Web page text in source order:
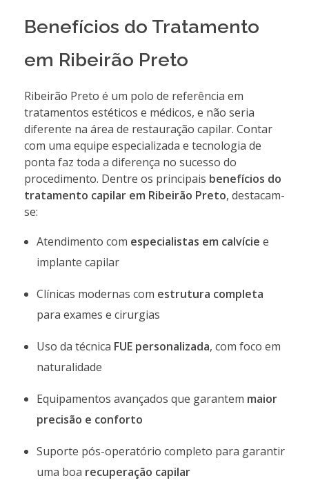
Benefícios do Tratamento
em Ribeirão Preto
Ribeirão Preto é um polo de referência em
tratamentos estéticos e médicos, e não seria
diferente na área de restauração capilar. Contar
com uma equipe especializada e tecnologia de
ponta faz toda a diferença no sucesso do
procedimento. Dentre os principais benefícios do
tratamento capilar em Ribeirão Preto, destacam-
se:
Atendimento com especialistas em calvície e
implante capilar
Clínicas modernas com estrutura completa
para exames e cirurgias
Uso da técnica FUE personalizada, com foco em
naturalidade
Equipamentos avançados que garantem maior
precisão e conforto
Suporte pós-operatório completo para garantir
uma boa recuperação capilar